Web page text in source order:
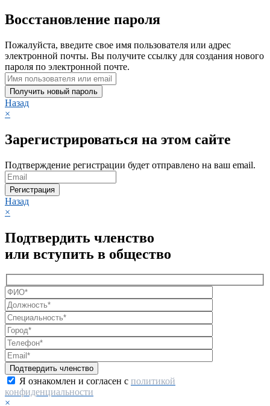
Восстановление пароля
Пожалуйста, введите свое имя пользователя или адрес
электронной почты. Вы получите ссылку для создания нового
пароля по электронной почте.
Получить новый пароль
Назад
×
Зарегистрироваться на этом сайте
Подтверждение регистрации будет отправлено на ваш email.
Регистрация
Назад
×
Подтвердить членство
или вступить в общество
Я ознакомлен и согласен с политикой
конфиденциальности
×